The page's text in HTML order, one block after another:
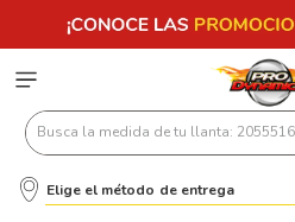
Busca la medida de tu llanta:
Elige el método de entrega